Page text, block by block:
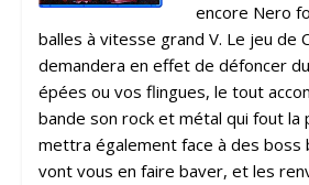
encore Nero
balles à vitesse grand V. Le jeu de
demandera en effet de défoncer
épées ou vos flingues, le tout
bande son rock et métal qui fout la
mettra également face à des boss
vont vous en faire baver, et les